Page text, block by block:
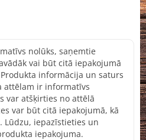
nolūks, saņemtie
vai būt citā iepakojumā
informācija un saturs
attēlam ir informatīvs
var atšķirties no attēlā
var būt citā iepakojumā, kā
Lūdzu, iepazīstieties un
iepakojuma.